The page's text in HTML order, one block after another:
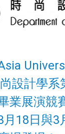
設計學系
業展演競
月18日與3